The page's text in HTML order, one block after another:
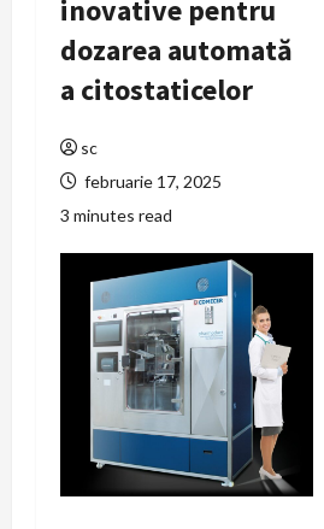
inovative pentru
dozarea automată
a citostaticelor
sc
februarie 17, 2025
3 minutes read